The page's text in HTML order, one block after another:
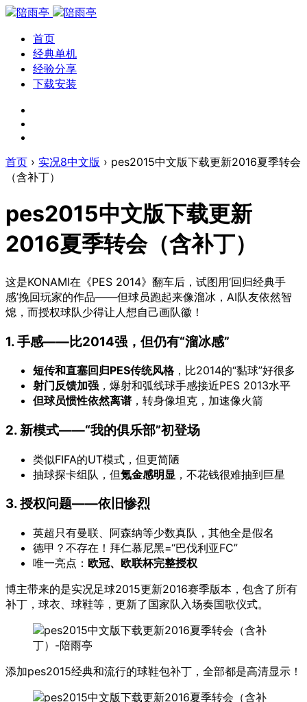
首页
经典单机
经验分享
下载安装
首页 › 实况8中文版 › pes2015中文版下载更新2016夏季转会
（含补丁）
pes2015中文版下载更新
2016夏季转会（含补丁）
这是KONAMI在《PES 2014》翻车后，试图用‘回归经典手
感’挽回玩家的作品——但球员跑起来像溜冰，AI队友依然智
熄，而授权球队少得让人想自己画队徽！
1. 手感——比2014强，但仍有“溜冰感”
短传和直塞回归PES传统风格，比2014的“黏球”好很多
射门反馈加强 ，爆射和弧线球手感接近PES 2013水平
但球员惯性依然离谱，转身像坦克，加速像火箭
2. 新模式——“我的俱乐部”初登场
类似FIFA的UT模式，但更简陋
抽球探卡组队，但氪金感明显 ，不花钱很难抽到巨星
3. 授权问题——依旧惨烈
英超只有曼联、阿森纳等少数真队，其他全是假名
德甲？不存在！拜仁慕尼黑=“巴伐利亚FC”
唯一亮点： 欧冠、欧联杯完整授权
博主带来的是实况足球2015更新2016赛季版本，包含了所有
补丁，球衣、球鞋等，更新了国家队入场奏国歌仪式。
添加pes2015经典和流行的球鞋包补丁，全部都是高清显示！